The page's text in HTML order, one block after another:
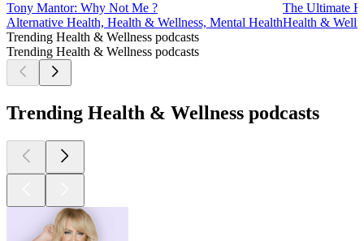
Tony Mantor: Why Not Me ?
Alternative Health, Health & Wellness, Mental Health
The Ultimate
Health &
Trending Health & Wellness podcasts
Trending Health & Wellness podcasts
Trending Health & Wellness podcasts